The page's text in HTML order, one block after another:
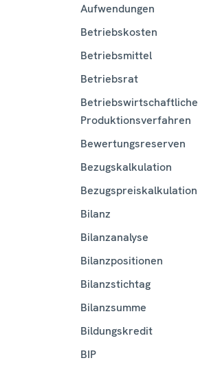
Aufwendungen
Betriebskosten
Betriebsmittel
Betriebsrat
Betriebswirtschaftliche
Produktionsverfahren
Bewertungsreserven
Bezugskalkulation
Bezugspreiskalkulation
Bilanz
Bilanzanalyse
Bilanzpositionen
Bilanzstichtag
Bilanzsumme
Bildungskredit
BIP